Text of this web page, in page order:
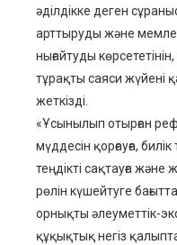
әділдікке деген
арттыруды және
нығайтуды
тұрақты саяси жүйені
жеткізді.
«Ұсынылып отырған
мүддесін қорғауға,
теңдікті сақтауға және
рөлін күшейтуге
орнықты әлеуметтік-
құқықтық негіз